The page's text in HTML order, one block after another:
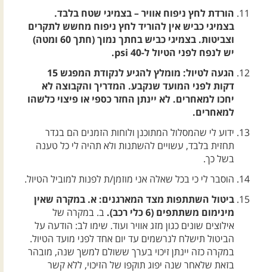
הורדת לחץ ניפוח אוויר – בצמיגי שטח בלבד.
בצמיגי כביש אין להוריד לחץ ניפוח מחשש לתקרים
וצביטות. בצמיגי כביש בחתך נמוך (חתך 60 ומטה)
יש לנפח לפני הטיול ל-40 psi.
הגעה לטיול: מומלץ להגיע לנקודת המפגש 15
דקות לפני המועד שנקבע. המדריך והקבוצה לא
יחכו למאחרים. לא יינתן החזר כספי או פיצוי כלשהו
למאחרים.
ידוע לי שהמסלול המתוכנן ולוחות הזמנים הם בגדר
תחזית בלבד, עשויים להשתנות ולא תהיה לי כל טענה
בשל כך.
הוסבר לי כי בכל שאלה אני מוזמן/ת לפנות למוביל הטיול.
ביטול השתתפות מצד המארגנים: א. במקרה שאין
מינימום משתתפים (6 כלי רכב).
ב. במקרה של
אילוצים שונים כגון מזג אוויר ועוד. שימו לב: הודעה על
הביטול תישלח לנרשמים עד יום אחד לפני מועד הטיול.
במקרה כזה יינתן זיכוי בערך ששולם למשך שנה, מובהר
בזאת שלאחר שנה יפוג תוקפו של הזיכוי, ללא קשר